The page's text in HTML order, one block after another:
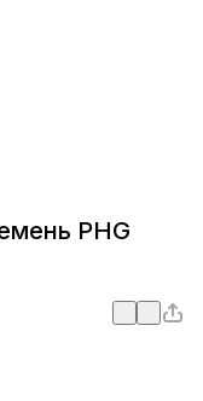
PHG